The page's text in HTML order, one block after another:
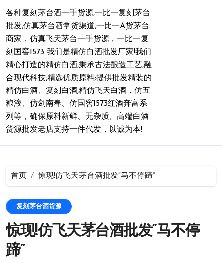
各种复刻茅台酒一手货源,一比一复刻茅台
批发,仿真茅台酒拿货渠道,一比一A货茅台
商家，仿真飞天茅台一手货源，一比一复
刻国窖1573 我们是精仿白酒批发厂家!我们
精心打造的精仿白酒,秉承古法酿造工艺,融
合现代科技,精选优质原料;提供批发精装的
精仿白酒、复刻白酒,精仿飞天白酒，仿五
粮液、仿剑南春、仿国窖1573红酒奔富系
列等，确保原料新鲜、无杂质。高端白酒
货源批发老店支持一件代发，以诚为本!
首页 惊现!仿飞天茅台酒批发“马不停蹄”
复刻茅台酒货源
惊现!仿飞天茅台酒批发“马不停
蹄”